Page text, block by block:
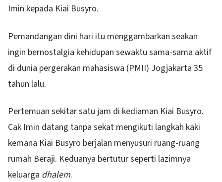
Imin kepada Kiai Busyro.
Pemandangan dini hari itu menggambarkan seakan
ingin bernostalgia kehidupan sewaktu sama-sama aktif
di dunia pergerakan mahasiswa (PMII) Jogjakarta 35
tahun lalu.
Pertemuan sekitar satu jam di kediaman Kiai Busyro.
Cak Imin datang tanpa sekat mengikuti langkah kaki
kemana Kiai Busyro berjalan menyusuri ruang-ruang
rumah Beraji. Keduanya bertutur seperti lazimnya
keluarga dhalem.